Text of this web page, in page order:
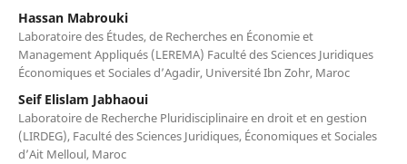
Hassan Mabrouki
Laboratoire des Études, de Recherches en Économie et
Management Appliqués (LEREMA) Faculté des Sciences Juridiques
Économiques et Sociales d’Agadir, Université Ibn Zohr, Maroc
Seif Elislam Jabhaoui
Laboratoire de Recherche Pluridisciplinaire en droit et en gestion
(LIRDEG), Faculté des Sciences Juridiques, Économiques et Sociales
d’Ait Melloul, Maroc